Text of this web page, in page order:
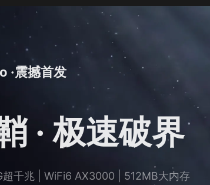
·震撼首发
· 极速破界
千兆 | WiFi6 AX3000 | 512MB大内存